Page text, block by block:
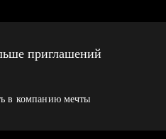
приглашений
в компанию мечты